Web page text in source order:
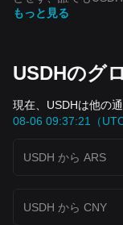
もっと見る
USDHのグ
現在、USDHは他の
08-06 09:37:21（
USDH から ARS
USDH から CNY